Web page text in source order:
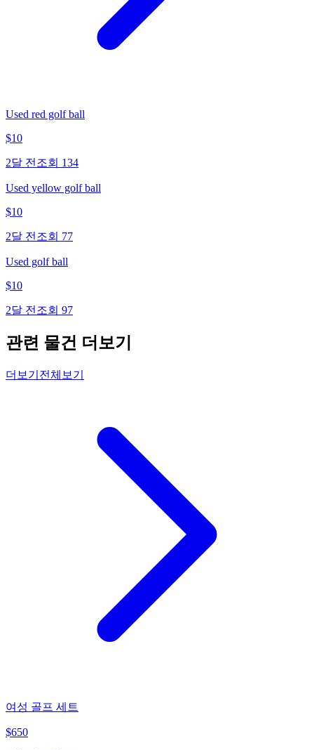
Used red golf ball
$10
2달 전 조회 134
Used yellow golf ball
$10
2달 전 조회 77
Used golf ball
$10
2달 전 조회 97
관련 물건 더보기
더보기 전체보기
여성 골프 세트
$650